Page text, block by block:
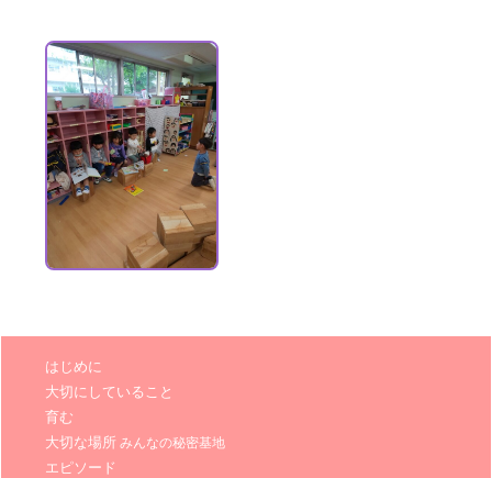
はじめに
大切にしていること
育む
大切な場所 みんなの秘密基地
エピソード